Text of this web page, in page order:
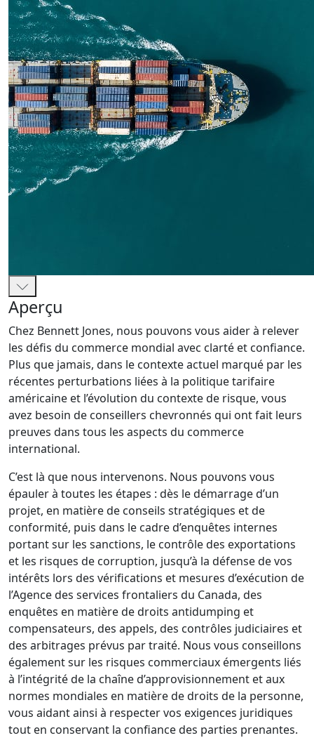
Aperçu
Chez Bennett Jones, nous pouvons vous aider à relever
les défis du commerce mondial avec clarté et confiance.
Plus que jamais, dans le contexte actuel marqué par les
récentes perturbations liées à la politique tarifaire
américaine et l’évolution du contexte de risque, vous
avez besoin de conseillers chevronnés qui ont fait leurs
preuves dans tous les aspects du commerce
international.
C’est là que nous intervenons. Nous pouvons vous
épauler à toutes les étapes : dès le démarrage d’un
projet, en matière de conseils stratégiques et de
conformité, puis dans le cadre d’enquêtes internes
portant sur les sanctions, le contrôle des exportations
et les risques de corruption, jusqu’à la défense de vos
intérêts lors des vérifications et mesures d’exécution de
l’Agence des services frontaliers du Canada, des
enquêtes en matière de droits antidumping et
compensateurs, des appels, des contrôles judiciaires et
des arbitrages prévus par traité. Nous vous conseillons
également sur les risques commerciaux émergents liés
à l’intégrité de la chaîne d’approvisionnement et aux
normes mondiales en matière de droits de la personne,
vous aidant ainsi à respecter vos exigences juridiques
tout en conservant la confiance des parties prenantes.